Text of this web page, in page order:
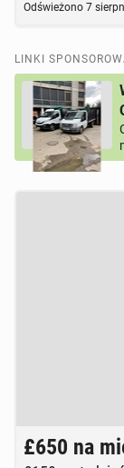
Odświeżono 7
LINKI
Brak zdjęcia
£650 na